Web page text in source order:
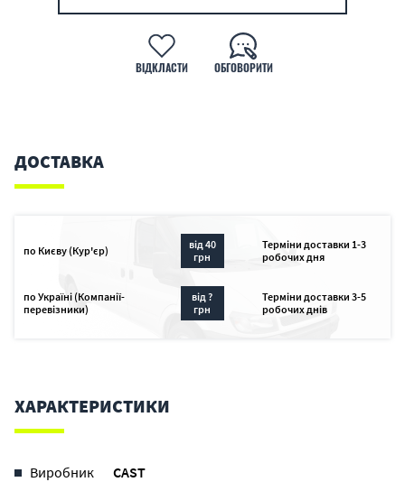
ВІДКЛАСТИ ОБГОВОРИТИ
ДОСТАВКА
по Києву (Кур'єр)
від 40
грн
Терміни доставки 1-3
робочих дня
по Україні (Компанії-
перевізники)
від ?
грн
Терміни доставки 3-5
робочих днів
ХАРАКТЕРИСТИКИ
Виробник
CAST